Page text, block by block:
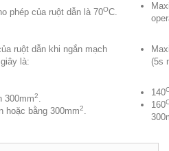
phép của ruột dẫn là 70OC.
ruột dẫn khi ngắn mạch
là:
(5s
300mm2.
hoặc bằng 300mm2.
140
160